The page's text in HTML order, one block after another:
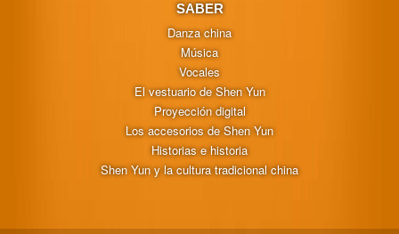
SABER
Danza china
Música
Vocales
El vestuario de Shen Yun
Proyección digital
Los accesorios de Shen Yun
Historias e historia
Shen Yun y la cultura tradicional china